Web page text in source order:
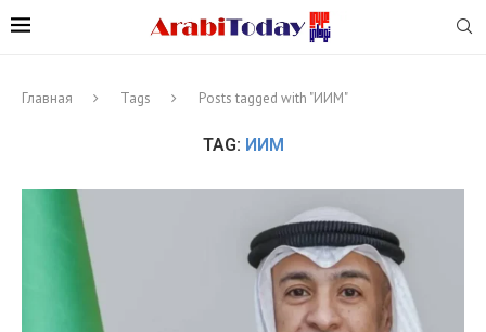
Главная Tags Posts tagged with "ИИМ"
TAG: ИИМ